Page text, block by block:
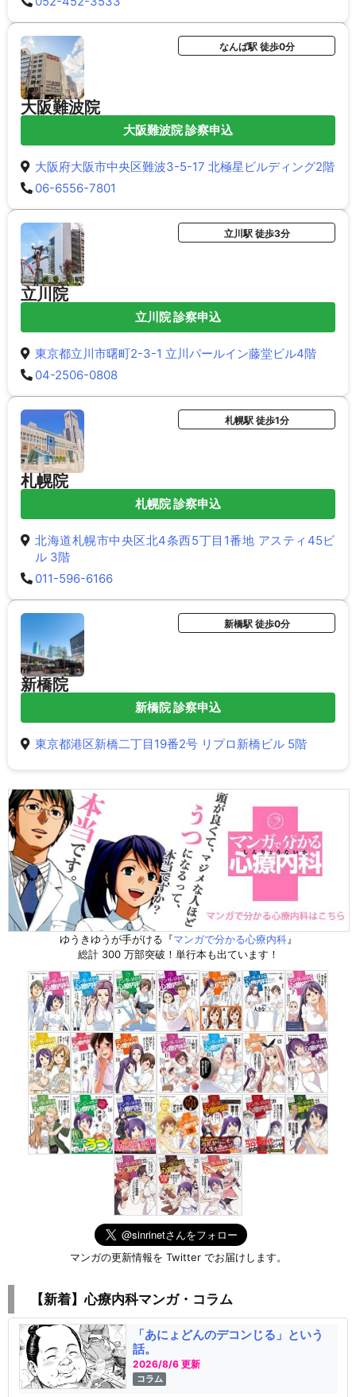
大阪難波院
なんば駅 徒歩0分
大阪難波院 診察申込
大阪府大阪市中央区難波3-5-17 北極星ビルディング2階
06-6556-7801
立川院
立川駅 徒歩3分
立川院 診察申込
東京都立川市曙町2-3-1 立川パールイン藤堂ビル4階
04-2506-0808
札幌院
札幌駅 徒歩1分
札幌院 診察申込
北海道札幌市中央区北4条西5丁目1番地 アスティ45ビ
ル 3階
011-596-6166
新橋院
新橋駅 徒歩0分
新橋院 診察申込
東京都港区新橋二丁目19番2号 リプロ新橋ビル 5階
ゆうきゆうが手がける『マンガで分かる心療内科』
総計 300 万部突破！単行本も出ています！
マンガの更新情報を Twitter でお届けします。
【新着】心療内科マンガ・コラム
「あにょどんのデコンじる」という
話。
2026/8/6 更新
コラム